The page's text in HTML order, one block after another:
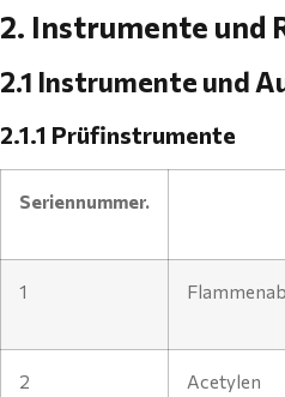
2. Instrumente und
2.1 Instrumente und
2.1.1 Prüfinstrumente
Seriennummer.
1
2 Acetylen